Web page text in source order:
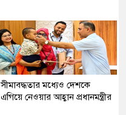
সীমাবদ্ধতার মধ্যেও দেশকে
এগিয়ে নেওয়ার আহ্বান প্রধানমন্ত্রীর